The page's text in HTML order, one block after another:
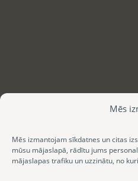
Mēs
Mēs izmantojam sīkdatnes un citas
mūsu mājaslapā, rādītu jums
mājaslapas trafiku un uzzinātu, no